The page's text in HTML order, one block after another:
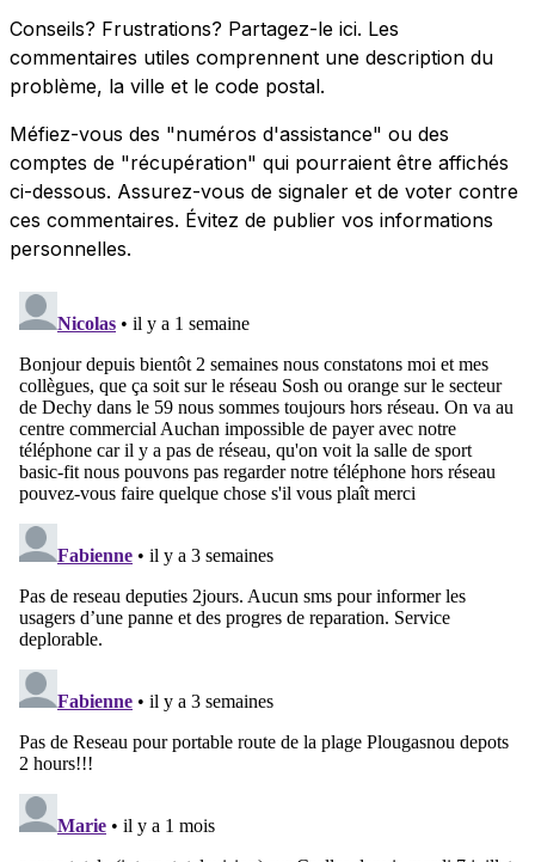
Conseils? Frustrations? Partagez-le ici. Les
commentaires utiles comprennent une description du
problème, la ville et le code postal.
Méfiez-vous des "numéros d'assistance" ou des
comptes de "récupération" qui pourraient être affichés
ci-dessous. Assurez-vous de signaler et de voter contre
ces commentaires. Évitez de publier vos informations
personnelles.